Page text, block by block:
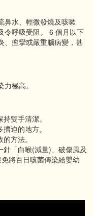
鼻水、輕微發燒及咳嗽
令呼吸受阻。 6 個月以下
、痙攣或嚴重腦病變，甚
極高。
雙手清潔。
迫的地方。
方法。
「白喉(減量)、破傷風及
將百日咳菌傳染給嬰幼